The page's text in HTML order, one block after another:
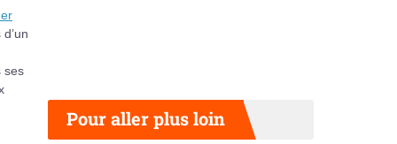
ses
Pour aller plus loin